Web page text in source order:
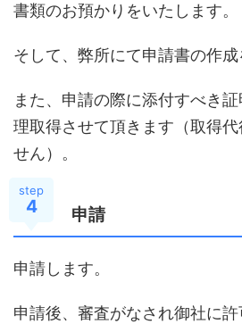
書類のお預かりをいたします。
そして、弊所にて申請書の作成
また、申請の際に添付すべき
理取得させて頂きます（取得
せん）。
step
4 申請
申請します。
申請後、審査がなされ御社に